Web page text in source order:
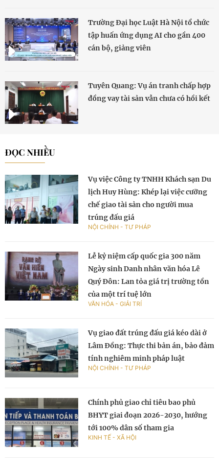
Trường Đại học Luật Hà Nội tổ chức
tập huấn ứng dụng AI cho gần 400
cán bộ, giảng viên
Tuyên Quang: Vụ án tranh chấp hợp
đồng vay tài sản vẫn chưa có hồi kết
ĐỌC NHIỀU
Vụ việc Công ty TNHH Khách sạn Du
lịch Huy Hùng: Khép lại việc cưỡng
chế giao tài sản cho người mua
trúng đấu giá
NỘI CHÍNH - TƯ PHÁP
Lễ kỷ niệm cấp quốc gia 300 năm
Ngày sinh Danh nhân văn hóa Lê
Quý Đôn: Lan tỏa giá trị trường tồn
của một trí tuệ lớn
VĂN HÓA - GIẢI TRÍ
Vụ giao đất trúng đấu giá kéo dài ở
Lâm Đồng: Thực thi bản án, bảo đảm
tính nghiêm minh pháp luật
NỘI CHÍNH - TƯ PHÁP
Chính phủ giao chỉ tiêu bao phủ
BHYT giai đoạn 2026-2030, hướng
tới 100% dân số tham gia
KINH TẾ - XÃ HỘI